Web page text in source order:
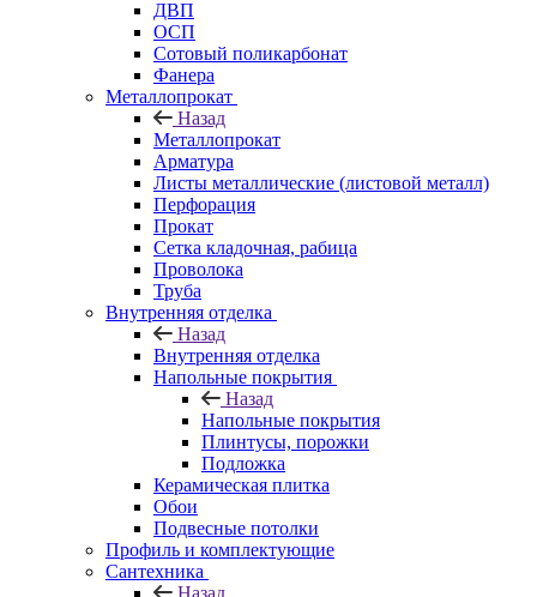
ДВП
ОСП
Сотовый поликарбонат
Фанера
Металлопрокат
Назад
Металлопрокат
Арматура
Листы металлические (листовой металл)
Перфорация
Прокат
Сетка кладочная, рабица
Проволока
Труба
Внутренняя отделка
Назад
Внутренняя отделка
Напольные покрытия
Назад
Напольные покрытия
Плинтусы, порожки
Подложка
Керамическая плитка
Обои
Подвесные потолки
Профиль и комплектующие
Сантехника
Назад